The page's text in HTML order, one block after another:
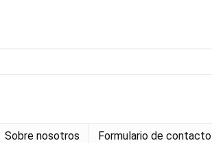
Sobre nosotros Formulario de contacto